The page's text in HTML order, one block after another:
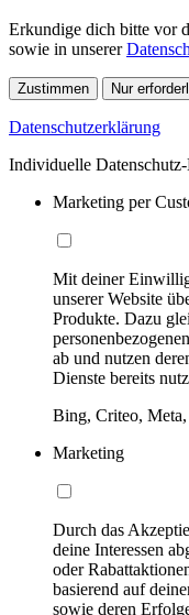
Erkundige dich bitte vor
sowie in unserer
Zustimmen Nur
Datenschutzerklärung
Individuelle
Marketing per
Mit deiner
unserer Website
Produkte. Dazu
ab und nutzen
Dienste bereits
Bing, Criteo,
Marketing
Durch das
deine Interessen
oder
basierend auf
sowie deren